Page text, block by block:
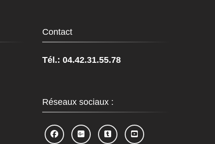
Contact
Tél.: 04.42.31.55.78
Réseaux sociaux :